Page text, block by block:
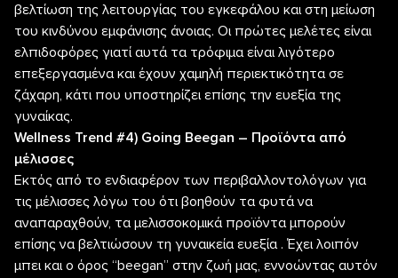
βελτίωση της λειτουργίας του εγκεφάλου και στη μείωση
του κινδύνου εμφάνισης άνοιας. Οι πρώτες μελέτες είναι
ελπιδοφόρες γιατί αυτά τα τρόφιμα είναι λιγότερο
επεξεργασμένα και έχουν χαμηλή περιεκτικότητα σε
ζάχαρη, κάτι που υποστηρίζει επίσης την ευεξία της
γυναίκας.
Wellness Trend #4) Going Beegan – Προϊόντα από
μέλισσες
Εκτός από το ενδιαφέρον των περιβαλλοντολόγων για
τις μέλισσες λόγω του ότι βοηθούν τα φυτά να
αναπαραχθούν, τα μελισσοκομικά προϊόντα μπορούν
επίσης να βελτιώσουν τη γυναικεία ευεξία . Έχει λοιπόν
μπει και ο όρος “beegan” στην ζωή μας, εννοώντας αυτόν